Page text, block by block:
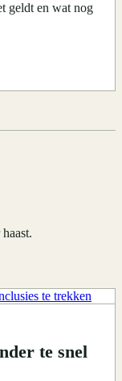
geldt en wat nog
te snel